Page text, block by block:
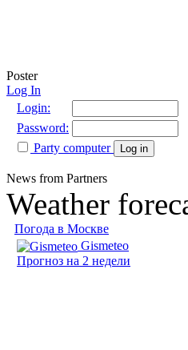
Poster
Log In
Login:
Password:
Party computer
Log in
News from Partners
Weather
Погода в Москве
Gismeteo
Прогноз на 2 недели